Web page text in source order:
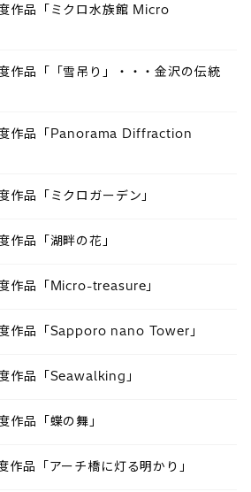
作品「ミクロ水族館 Micro
作品「「雪吊り」・・・金沢の伝統
作品「Panorama Diffraction
品「ミクロガーデン」
品「湖畔の花」
作品「Micro-treasure」
作品「Sapporo nano Tower」
作品「Seawalking」
品「蝶の舞」
品「アーチ橋に灯る明かり」